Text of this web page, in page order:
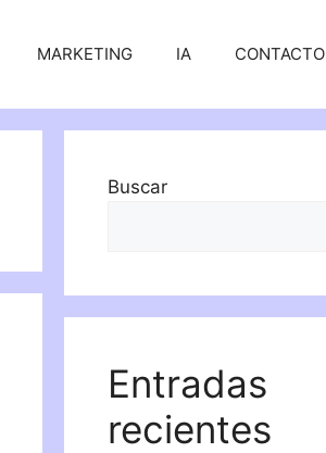
MARKETING IA CONTACTO
Buscar
Entradas
recientes